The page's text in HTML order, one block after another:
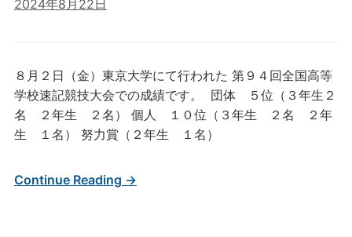
2024年8月22日
８月２日（金）東京大学にて行われた 第９４回全国高等
学校速記競技大会での成績です。 団体 ５位（３年生２
名 ２年生 ２名） 個人 １０位（３年生 ２名 ２年
生 １名） 努力賞（２年生 １名）
Continue Reading →